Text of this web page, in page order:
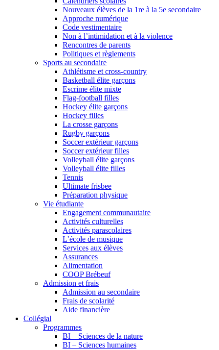
Nouveaux élèves de la 1re à la 5e secondaire
Approche numérique
Code vestimentaire
Non à l’intimidation et à la violence
Rencontres de parents
Politiques et règlements
Sports au secondaire
Athlétisme et cross-country
Basketball élite garçons
Escrime élite mixte
Flag-football filles
Hockey élite garçons
Hockey filles
La crosse garçons
Rugby garçons
Soccer extérieur garçons
Soccer extérieur filles
Volleyball élite garçons
Volleyball élite filles
Tennis
Ultimate frisbee
Préparation physique
Vie étudiante
Engagement communautaire
Activités culturelles
Activités parascolaires
L’école de musique
Services aux élèves
Assurances
Alimentation
COOP Brébeuf
Admission et frais
Admission au secondaire
Frais de scolarité
Aide financière
Collégial
Programmes
BI – Sciences de la nature
BI – Sciences humaines